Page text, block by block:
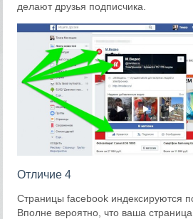
делают друзья подписчика.
Отличие 4
Страницы facebook индексируются
Вполне вероятно, что ваша